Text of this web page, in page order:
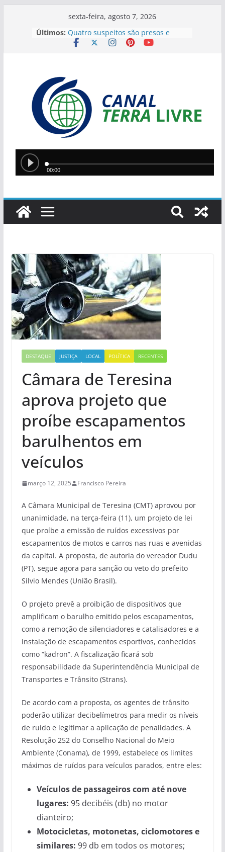
sexta-feira, agosto 7, 2026
Últimos: Quatro suspeitos são presos e
arsenal com sete armas é
Gaspar como vice em chapa
presidencial do PL
Homem incendeia casa da ex-
companheira com filha de 13 anos
dentro do imóvel e foge após o
crime
política de valorização na educação
Ciro Nogueira apresenta projeto
DESTAQUE JUSTIÇA LOCAL POLÍTICA RECENTES
Câmara de Teresina
aprova projeto que
proíbe escapamentos
barulhentos em
veículos
março 12, 2025 Francisco Pereira
A Câmara Municipal de Teresina (CMT) aprovou por
unanimidade, na terça-feira (11), um projeto de lei
que proíbe a emissão de ruídos excessivos por
escapamentos de motos e carros nas ruas e avenidas
da capital. A proposta, de autoria do vereador Dudu
(PT), segue agora para sanção ou veto do prefeito
Silvio Mendes (União Brasil).
O projeto prevê a proibição de dispositivos que
amplificam o barulho emitido pelos escapamentos,
como a remoção de silenciadores e catalisadores e a
instalação de escapamentos esportivos, conhecidos
como “kadron”. A fiscalização ficará sob
responsabilidade da Superintendência Municipal de
Transportes e Trânsito (Strans).
De acordo com a proposta, os agentes de trânsito
poderão utilizar decibelímetros para medir os níveis
de ruído e legitimar a aplicação de penalidades. A
Resolução 252 do Conselho Nacional do Meio
Ambiente (Conama), de 1999, estabelece os limites
máximos de ruídos para veículos parados, entre eles:
Veículos de passageiros com até nove
lugares: 95 decibéis (db) no motor
dianteiro;
Motocicletas, motonetas, ciclomotores e
similares: 99 db em todos os motores;